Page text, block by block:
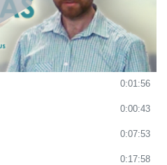
0:01:56
0:00:43
0:07:53
0:17:58